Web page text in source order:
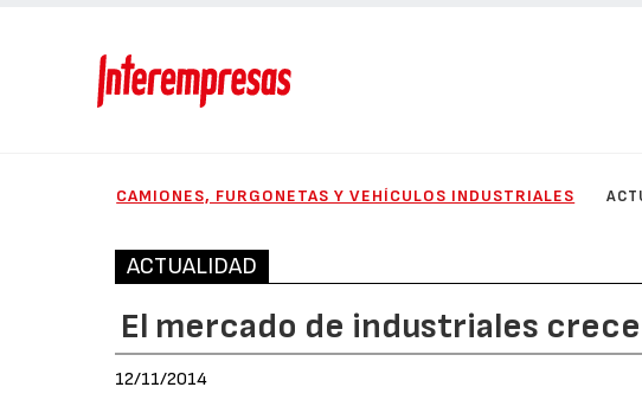
CAMIONES, FURGONETAS Y VEHÍCULOS INDUSTRIALES
ACTUALIDAD
El mercado de industriales
12/11/2014